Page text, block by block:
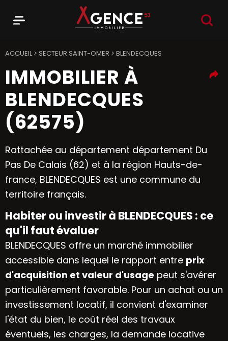
ACCUEIL> SECTEUR SAINT-OMER > BLENDECQUES
IMMOBILIER À
BLENDECQUES
(62575)
Rattachée au département département Du
Pas De Calais (62) et à la région Hauts-de-
france, BLENDECQUES est une commune du
territoire français.
Habiter ou investir à BLENDECQUES : ce
qu'il faut évaluer
BLENDECQUES offre un marché immobilier
accessible dans lequel le rapport entre prix
d'acquisition et valeur d'usage peut s'avérer
particulièrement favorable. Pour un achat ou un
investissement locatif, il convient d'examiner
l'état du bien, le coût réel des travaux
éventuels, les charges, la demande locative